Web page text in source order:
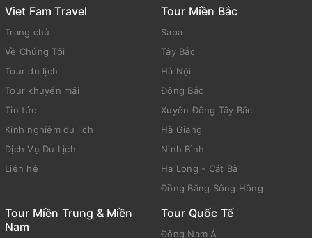
Viet Fam Travel
Trang chủ
Về Chúng Tôi
Tour du lịch
Tour khuyến mãi
Tin tức
Kinh nghiệm du lịch
Dịch Vụ Du Lịch
Liên hệ
Tour Miền Bắc
Sapa
Tây Bắc
Hà Nội
Đông Bắc
Xuyên Đông Tây Bắc
Hà Giang
Ninh Bình
Hạ Long - Cát Bà
Đồng Bằng Sông Hồng
Tour Miền Trung & Miền
Nam
Tour Quốc Tế
Đông Nam Á